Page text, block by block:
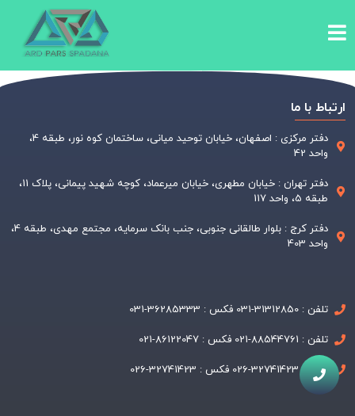
ارتباط با ما
دفتر مرکزی : اصفهان، خیابان توحید میانی، ساختمان کوه نور، طبقه 4،
واحد 42
دفتر تهران : خیابان مطهری، خیابان میرعماد، کوچه شهید پیمانی، پلاک 11،
طبقه 5، واحد 117
دفتر کرج : بلوار طالقانی جنوبی، جنب بانک سرمایه، مجتمع مهدی، طبقه 4،
واحد 403
تلفن : 31312850-031 فکس : 36285333-031
تلفن : 88544761-021 فکس : 86122047-021
تلفن : 32741423-026 فکس : 32741423-026